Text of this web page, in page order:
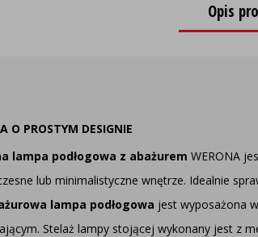
Opis
O PROSTYM DESIGNIE
lampa podłogowa z abażurem WERONA
lub minimalistyczne wnętrze. Idealnie
lampa podłogowa jest wyposażona
Stelaż lampy stojącej wykonany jest z